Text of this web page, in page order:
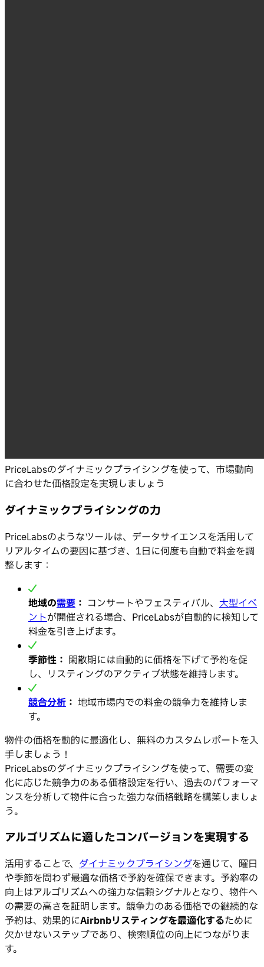
PriceLabsのダイナミックプライシングを使って、市場動向
に合わせた価格設定を実現しましょう
ダイナミックプライシングの力
PriceLabsのようなツールは、データサイエンスを活用して
リアルタイムの要因に基づき、1日に何度も自動で料金を調
整します：
地域の需要 ： コンサートやフェスティバル、 大型イベ
ントが開催される場合、PriceLabsが自動的に検知して
料金を引き上げます。
季節性： 閑散期には自動的に価格を下げて予約を促
し、リスティングのアクティブ状態を維持します。
競合分析 ： 地域市場内での料金の競争力を維持しま
す。
物件の価格を動的に最適化し、無料のカスタムレポートを入
手しましょう！
PriceLabsのダイナミックプライシングを使って、需要の変
化に応じた競争力のある価格設定を行い、過去のパフォーマ
ンスを分析して物件に合った強力な価格戦略を構築しましょ
う。
アルゴリズムに適したコンバージョンを実現する
活用することで、 ダイナミックプライシングを通じて、曜日
や季節を問わず最適な価格で予約を確保できます。予約率の
向上はアルゴリズムへの強力な信頼シグナルとなり、物件へ
の需要の高さを証明します。競争力のある価格での継続的な
予約は、効果的にAirbnbリスティングを最適化するために
欠かせないステップであり、検索順位の向上につながりま
す。